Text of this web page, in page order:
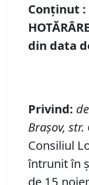
Conținut :
din data
Privind:
Brașov,
Consiliul
întrunit în
de 15